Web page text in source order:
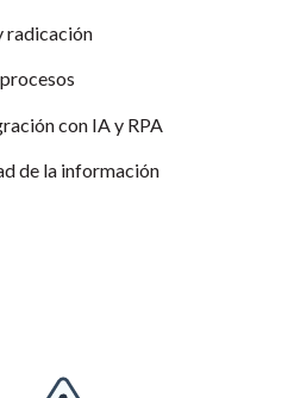
radicación
con IA y RPA
de la información